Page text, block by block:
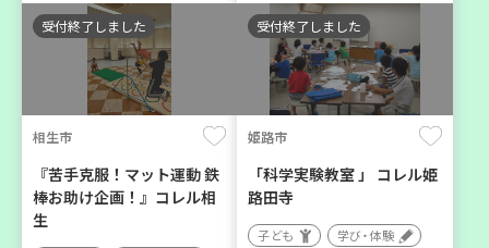
親子で楽しむ 食 カフェ・つどい場
9月23日(水)
2026年
9月10日(木)
受付終了しました
相生市
『苦手克服！マット運動 鉄
棒お助け企画！』コレル相
生
受付終了しました
姫路市
「科学実験教室 」 コレル姫
路田寺
子ども 学び・体験